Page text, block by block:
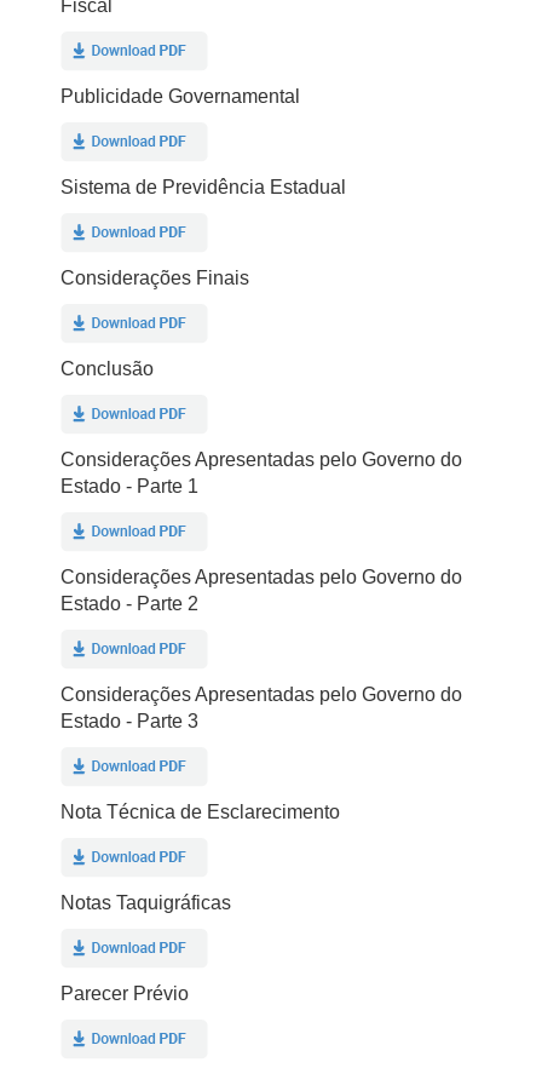
Fiscal
Publicidade Governamental
Sistema de Previdência Estadual
Considerações Finais
Conclusão
Considerações Apresentadas pelo Governo do
Estado - Parte 1
Considerações Apresentadas pelo Governo do
Estado - Parte 2
Considerações Apresentadas pelo Governo do
Estado - Parte 3
Nota Técnica de Esclarecimento
Notas Taquigráficas
Parecer Prévio